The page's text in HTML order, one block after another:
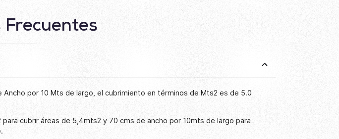
por 10 Mts de largo, el cubrimiento en términos de Mts2 es de 5.0
cubrir áreas de 5,4mts2 y 70 cms de ancho por 10mts de largo para